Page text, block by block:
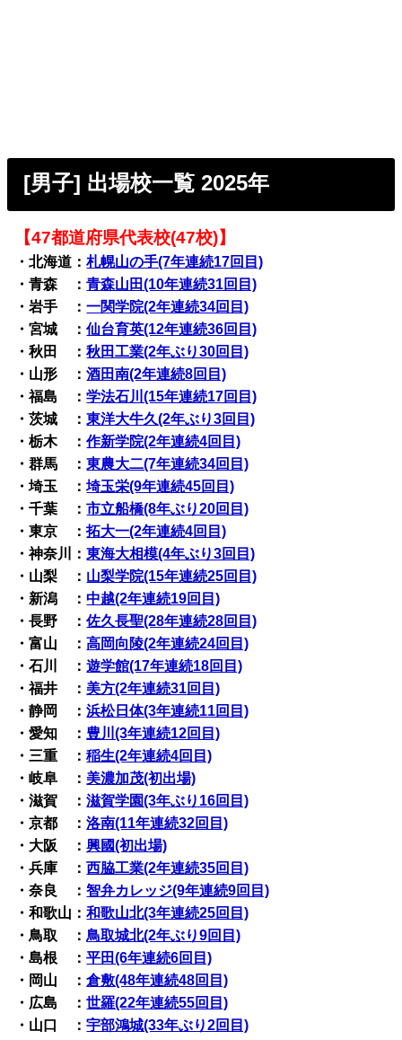
[男子] 出場校一覧 2025年
【47都道府県代表校(47校)】
・北海道：札幌山の手(7年連続17回目)
・青森 ：青森山田(10年連続31回目)
・岩手 ：一関学院(2年連続34回目)
・宮城 ：仙台育英(12年連続36回目)
・秋田 ：秋田工業(2年ぶり30回目)
・山形 ：酒田南(2年連続8回目)
・福島 ：学法石川(15年連続17回目)
・茨城 ：東洋大牛久(2年ぶり3回目)
・栃木 ：作新学院(2年連続4回目)
・群馬 ：東農大二(7年連続34回目)
・埼玉 ：埼玉栄(9年連続45回目)
・千葉 ：市立船橋(8年ぶり20回目)
・東京 ：拓大一(2年連続4回目)
・神奈川：東海大相模(4年ぶり3回目)
・山梨 ： 山梨学院(15年連続25回目)
・新潟 ：中越(2年連続19回目)
・長野 ：佐久長聖(28年連続28回目)
・富山 ：高岡向陵(2年連続24回目)
・石川 ：遊学館(17年連続18回目)
・福井 ： 美方(2年連続31回目)
・静岡 ：浜松日体(3年連続11回目)
・愛知 ： 豊川(3年連続12回目)
・三重 ：稲生(2年連続4回目)
・岐阜 ： 美濃加茂(初出場)
・滋賀 ：滋賀学園(3年ぶり16回目)
・京都 ：洛南(11年連続32回目)
・大阪 ：興國(初出場)
・兵庫 ：西脇工業(2年連続35回目)
・奈良 ：智弁カレッジ(9年連続9回目)
・和歌山：和歌山北(3年連続25回目)
・鳥取 ：鳥取城北(2年ぶり9回目)
・島根 ：平田(6年連続6回目)
・岡山 ：倉敷(48年連続48回目)
・広島 ：世羅(22年連続55回目)
・山口 ：宇部鴻城(33年ぶり2回目)